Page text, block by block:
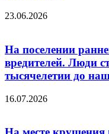
23.06.2026
На поселении
вредителей. Люди
тысячелетии до
16.07.2026